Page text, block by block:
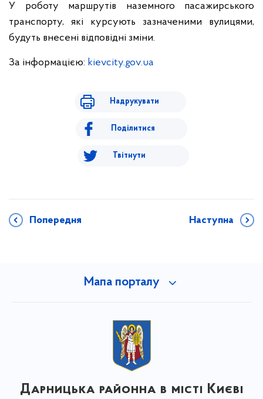
У роботу маршрутів наземного пасажирського
транспорту, які курсують зазначеними вулицями,
будуть внесені відповідні зміни.
За інформацією: kievcity.gov.ua
Надрукувати
Поділитися
Твітнути
Попередня Наступна
Мапа порталу
Дарницька районна в місті Києві